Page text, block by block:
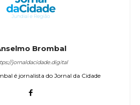
Brombal
jornaldacidade.digital
é jornalista do Jornal da Cidade